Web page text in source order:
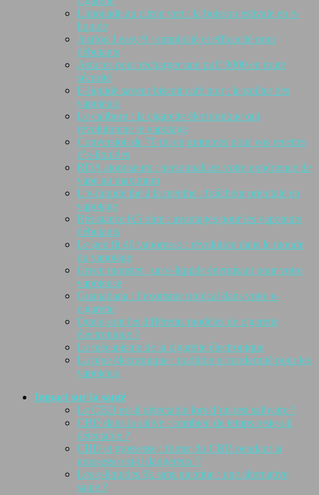
Limonade au citron vert : la boisson estivale en e-
liquide
Justfog J easy 9 : simplicité et efficacité pour
débutants
Astuces pour recharger une puff 9000 en toute
sécurité
E-liquide saveur biscuit café noir : le goûter des
vapoteurs
Le caliburn : la cigarette électronique qui
révolutionne le vapotage
Conversion de 70 ml en grammes pour vos recettes
d’e-liquides
RDA atomiseurs : personnalisez votre expérience de
vape au maximum
L’e-liquide thé à la menthe : fraîcheur orientale en
vapotage
Résistance 0.5 ohm : avantages pour les vapoteurs
débutants
Le gen fit 40 vaporesso : révolution dans le monde
du vapotage
Green monster : un e-liquide énergisant pour votre
vapoteuse
Guanabana : l’exotisme tropical dans votre e-
cigarette
Quels sont les différents modèles de cigarette
électronique ?
Le mécanisme de la cigarette électronique
La pipe électronique : tradition et modernité pour les
vapoteurs
Impact sur la santé
Le CBD est-il détectable lors d’un test salivaire ?
CBD dans la salive : combien de temps reste-t-il
détectable ?
CBD et grossesse : fumer du CBD pendant la
grossesse est-il dangereux ?
Les e-liquides 9k sans nicotine : une alternative
saine ?